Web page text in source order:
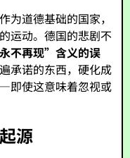
为道德基础的国家，
运动。德国的悲剧不
不再现”含义的误
承诺的东西，硬化成
使这意味着忽视或
源